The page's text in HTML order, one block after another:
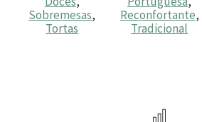
Sobremesas,
Tortas
Reconfortante,
Tradicional